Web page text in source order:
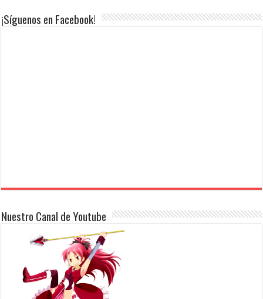
¡Síguenos en Facebook!
Nuestro Canal de Youtube